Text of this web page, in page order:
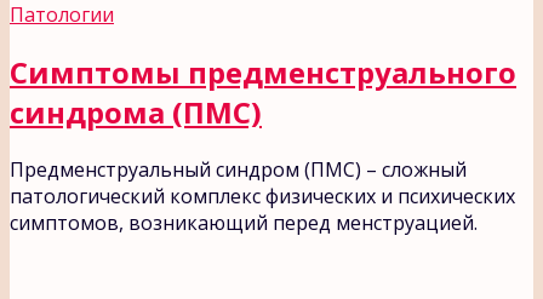
Патологии
Симптомы предменструального
синдрома (ПМС)
Предменструальный синдром (ПМС) – сложный
патологический комплекс физических и психических
симптомов, возникающий перед менструацией.